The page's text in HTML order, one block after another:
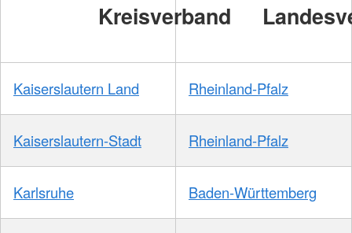
Kreisverband
Kaiserslautern Land Rheinland-Pfalz
Kaiserslautern-Stadt Rheinland-Pfalz
Karlsruhe Baden-Württemberg